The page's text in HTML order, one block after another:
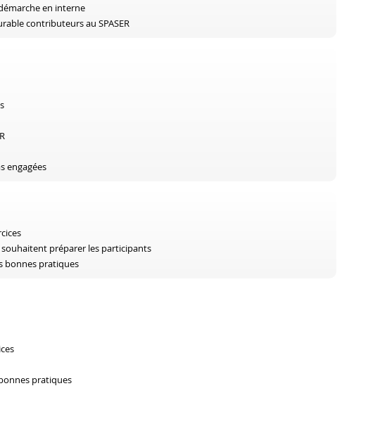
en interne
contributeurs au SPASER
engagées
préparer les participants
bonnes pratiques
pratiques